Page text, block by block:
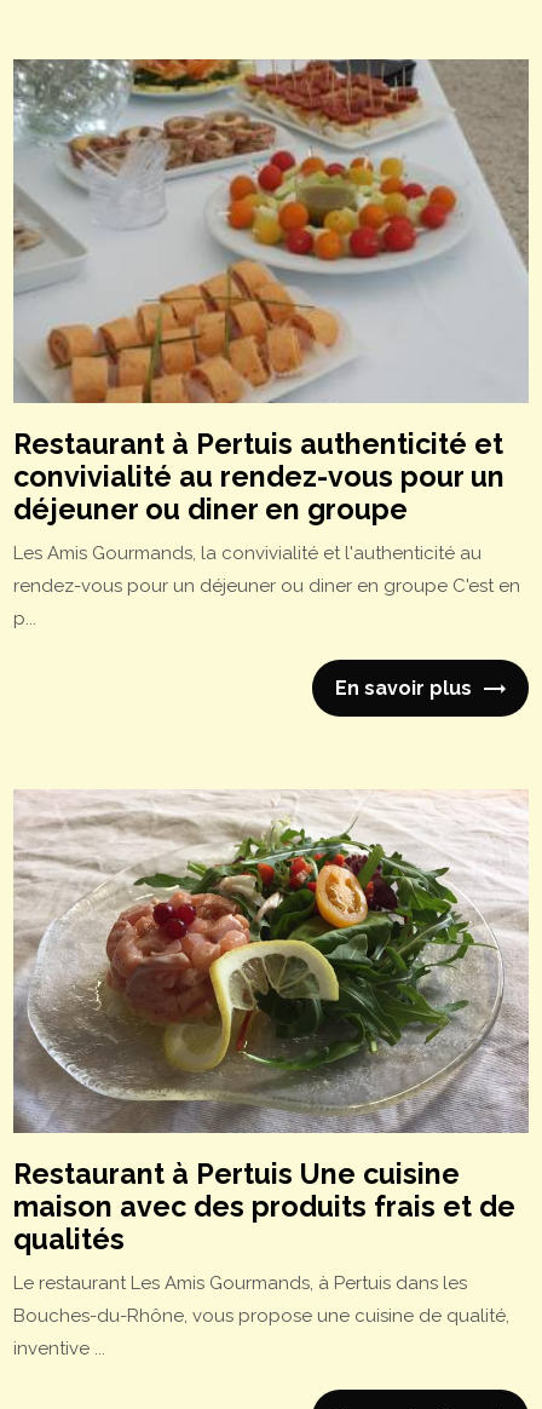
Restaurant à Pertuis authenticité et
convivialité au rendez-vous pour un
déjeuner ou diner en groupe
Les Amis Gourmands, la convivialité et l'authenticité au
rendez-vous pour un déjeuner ou diner en groupe C'est en
p...
En savoir plus
Restaurant à Pertuis Une cuisine
maison avec des produits frais et de
qualités
Le restaurant Les Amis Gourmands, à Pertuis dans les
Bouches-du-Rhône, vous propose une cuisine de qualité,
inventive ...